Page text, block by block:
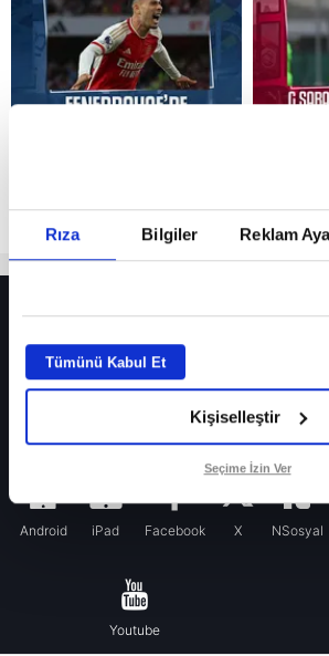
Rıza Bilgiler Reklam
Tümünü Kabul Et
Kişiselleştir
Seçime İzin Ver
Reddet
Fenerbahçe’de sürpriz ayrılık ihtimali! Devre
Fenerbahçe’nin yeni transferi Mason Greenwood
Galatasaray’da rota yeniden Thiago Almada!
Android iPad Facebook X NSosyal
Youtube